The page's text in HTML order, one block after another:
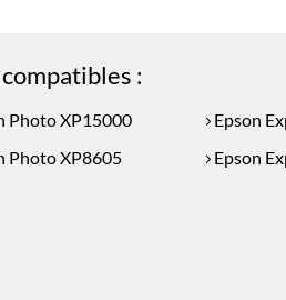
:
Photo XP15000 Epson
Photo XP8605
Epson